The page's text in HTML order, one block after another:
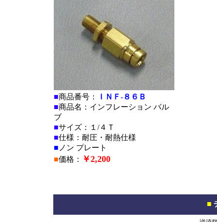
■商品番号：
ＩＮＦ-８６Ｂ
■商品名：インフレーション バル
ブ
■サイズ：１/４Ｔ
■仕様：耐圧・耐熱仕様
■ ノン プレート
■価格： ￥2,200
■